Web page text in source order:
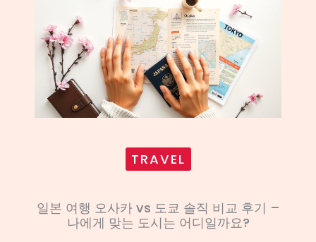
TRAVEL
일본 여행 오사카 vs 도쿄 솔직 비교 후기 –
나에게 맞는 도시는 어디일까요?